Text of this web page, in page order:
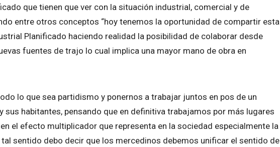
que tienen que ver con la situación industrial, comercial y de
entre otros conceptos “hoy tenemos la oportunidad de compartir esta
Planificado haciendo realidad la posibilidad de colaborar desde
fuentes de trajo lo cual implica una mayor mano de obra en
lo que sea partidismo y ponernos a trabajar juntos en pos de un
habitantes, pensando que en definitiva trabajamos por más lugares
el efecto multiplicador que representa en la sociedad especialmente la
sentido debo decir que los mercedinos debemos unificar el sentido de